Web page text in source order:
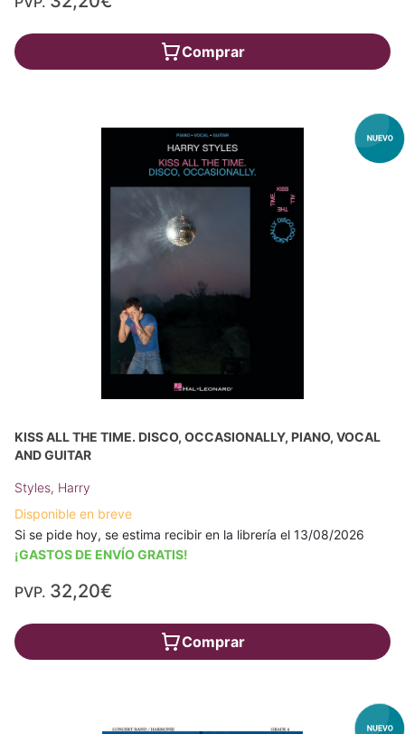
Comprar
KISS ALL THE TIME. DISCO, OCCASIONALLY, PIANO, VOCAL
AND GUITAR
Styles, Harry
Disponible en breve
Si se pide hoy, se estima recibir en la librería el 13/08/2026
¡GASTOS DE ENVÍO GRATIS!
PVP. 32,20€
Comprar